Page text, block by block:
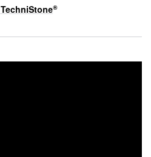
TechniStone®